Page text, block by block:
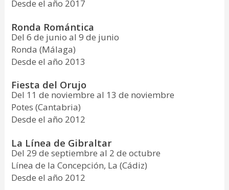
Desde el año 2017
Ronda Romántica
Del 6 de junio al 9 de junio
Ronda (Málaga)
Desde el año 2013
Fiesta del Orujo
Del 11 de noviembre al 13 de noviembre
Potes (Cantabria)
Desde el año 2012
La Línea de Gibraltar
Del 29 de septiembre al 2 de octubre
Línea de la Concepción, La (Cádiz)
Desde el año 2012